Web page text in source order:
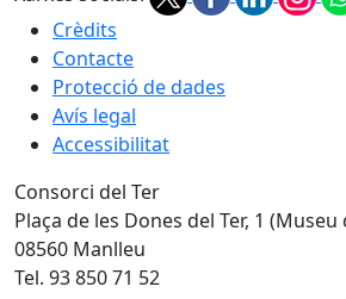
Crèdits
Contacte
Protecció de dades
Avís legal
Accessibilitat
Consorci del Ter
Plaça de les Dones del Ter, 1 (Museu
08560 Manlleu
Tel. 93 850 71 52